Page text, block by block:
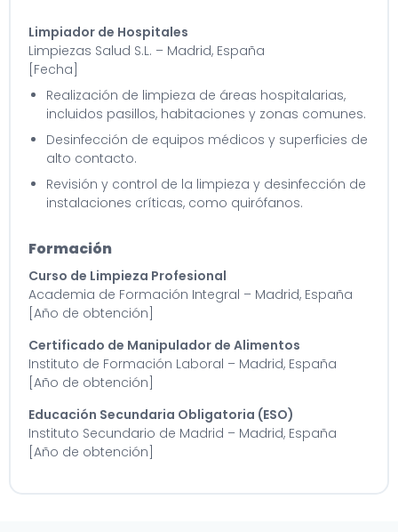
Limpiador de Hospitales
Limpiezas Salud S.L. – Madrid, España
[Fecha]
Realización de limpieza de áreas hospitalarias,
incluidos pasillos, habitaciones y zonas comunes.
Desinfección de equipos médicos y superficies de
alto contacto.
Revisión y control de la limpieza y desinfección de
instalaciones críticas, como quirófanos.
Formación
Curso de Limpieza Profesional
Academia de Formación Integral – Madrid, España
[Año de obtención]
Certificado de Manipulador de Alimentos
Instituto de Formación Laboral – Madrid, España
[Año de obtención]
Educación Secundaria Obligatoria (ESO)
Instituto Secundario de Madrid – Madrid, España
[Año de obtención]